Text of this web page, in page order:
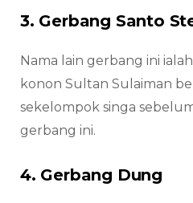
3. Gerbang Santo
Nama lain gerbang ini
konon Sultan Sulaiman
sekelompok singa
gerbang ini.
4. Gerbang Dung